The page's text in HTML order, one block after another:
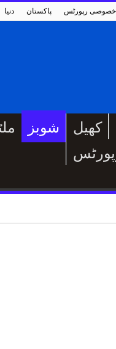
دنیا پاکستان خصوصی رپورٹس
شوبز کھیل